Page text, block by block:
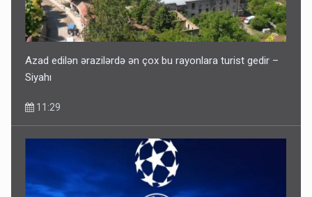
Azad edilən ərazilərdə ən çox bu rayonlara turist gedir –
Siyahı
11:29